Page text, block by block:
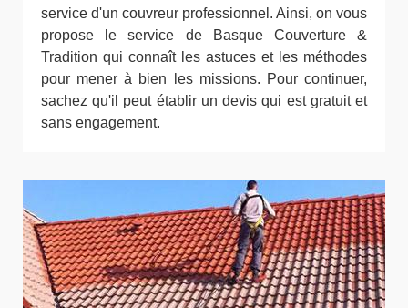
service d'un couvreur professionnel. Ainsi, on vous
propose le service de Basque Couverture &
Tradition qui connaît les astuces et les méthodes
pour mener à bien les missions. Pour continuer,
sachez qu'il peut établir un devis qui est gratuit et
sans engagement.